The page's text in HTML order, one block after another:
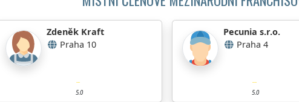
Zdeněk Kraft
Praha 10
5.0
Pecunia s.r.o.
Praha 4
5.0